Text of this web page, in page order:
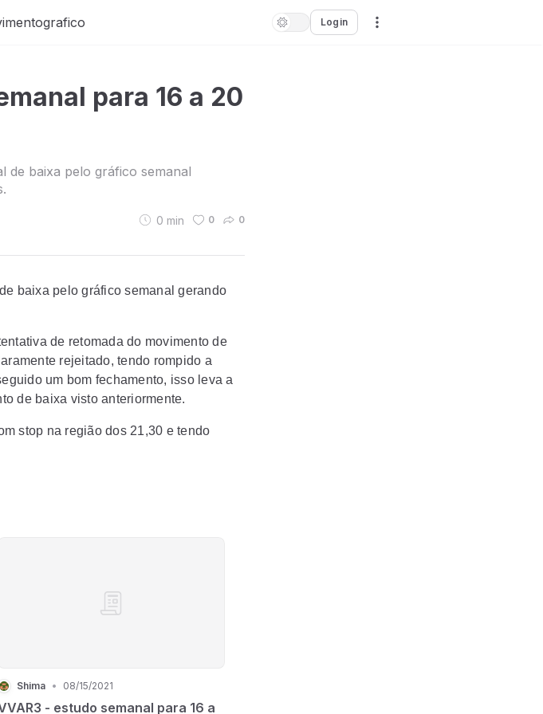
Login
para 16 a 20
de baixa pelo gráfico semanal
0 min 0 0
baixa pelo gráfico semanal gerando
de retomada do movimento de
rejeitado, tendo rompido a
um bom fechamento, isso leva a
de baixa visto anteriormente.
stop na região dos 21,30 e tendo
Shima • 08/15/2021
- estudo semanal para 16 a